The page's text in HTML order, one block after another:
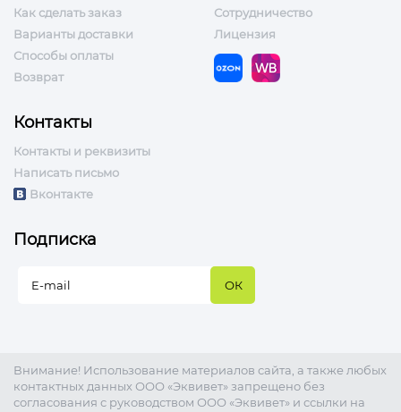
Как сделать заказ
Варианты доставки
Способы оплаты
Возврат
Сотрудничество
Лицензия
Контакты
Контакты и реквизиты
Написать письмо
Вконтакте
Подписка
Внимание! Использование материалов сайта, а также любых
контактных данных ООО «Эквивет» запрещено без
согласования с руководством ООО «Эквивет» и ссылки на